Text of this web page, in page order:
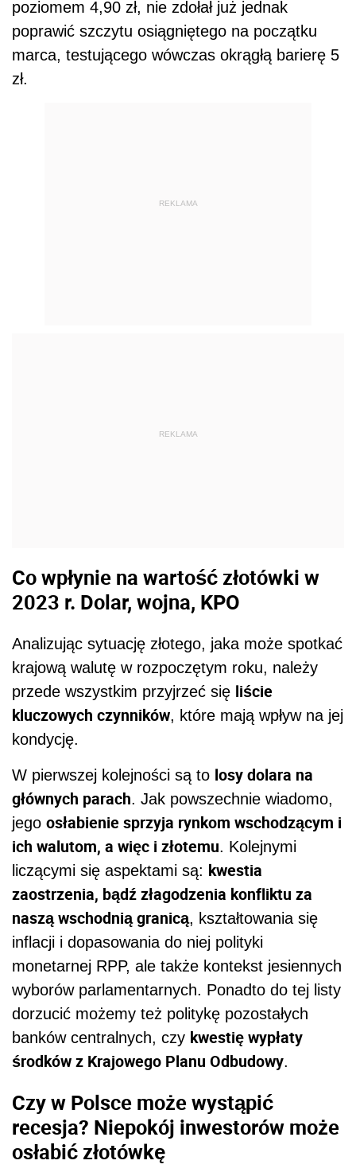
poziomem 4,90 zł, nie zdołał już jednak
poprawić szczytu osiągniętego na początku
marca, testującego wówczas okrągłą barierę 5
zł.
REKLAMA
REKLAMA
Co wpłynie na wartość złotówki w
2023 r. Dolar, wojna, KPO
Analizując sytuację złotego, jaka może spotkać
krajową walutę w rozpoczętym roku, należy
przede wszystkim przyjrzeć się liście
kluczowych czynników, które mają wpływ na jej
kondycję.
W pierwszej kolejności są to losy dolara na
głównych parach. Jak powszechnie wiadomo,
jego osłabienie sprzyja rynkom wschodzącym i
ich walutom, a więc i złotemu. Kolejnymi
liczącymi się aspektami są: kwestia
zaostrzenia, bądź złagodzenia konfliktu za
naszą wschodnią granicą, kształtowania się
inflacji i dopasowania do niej polityki
monetarnej RPP, ale także kontekst jesiennych
wyborów parlamentarnych. Ponadto do tej listy
dorzucić możemy też politykę pozostałych
banków centralnych, czy kwestię wypłaty
środków z Krajowego Planu Odbudowy.
Czy w Polsce może wystąpić
recesja? Niepokój inwestorów może
osłabić złotówkę